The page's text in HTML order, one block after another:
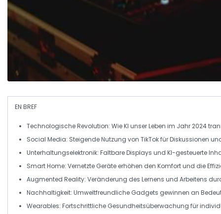
EN BREF
Technologische Revolution: Wie KI unser Leben im Jahr 2024
Social Media: Steigende Nutzung von TikTokfür Diskussionen
Unterhaltungselektronik: Faltbare Displays und KI-gesteuerte
Smart Home: Vernetzte Geräte erhöhen den Komfort und die
Augmented Reality: Veränderung des Lernens und Arbeitens
Nachhaltigkeit: Umweltfreundliche Gadgets gewinnen an
Wearables: Fortschrittliche Gesundheitsüberwachung für